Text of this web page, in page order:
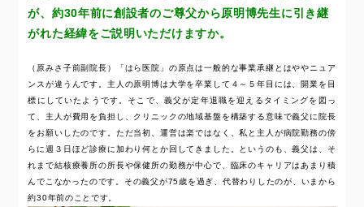
が、約30年前に創設者のご尊父から原明博先生に引き継
がれた経緯をご説明いただけますか。
（原みさ子前副院長）「はら医院」の原点は一般的な事業承継とはややニュア
ンスが違うんです。主人の原明博は大学を卒業して４～５年目には、開業を目
標にしていたようです。そこで、義父が定年退職を迎えるタイミングを図っ
て、主人が費用を負担し、クリニックの地域基盤を構築する意味で義父に院長
をお願いしたのです。ただ当初、運営は楽ではなく、私と主人が病院勤務の傍
らに週３日ほど診療に加わり何とか回してきました。というのも、義父は、そ
れまで結核療養所の所長や保健所の勤務が中心で、臨床のキャリアはあまり積
んでこなかったのです。その義父が75歳を過ぎ、代替わりしたのが、いまから
約30年前のことです。